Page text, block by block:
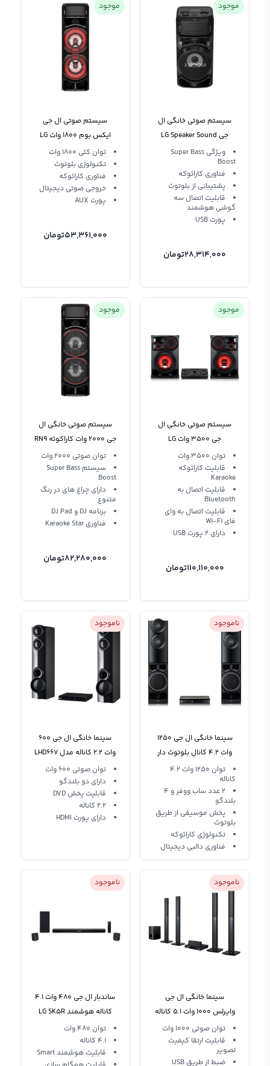
موجود
سیستم صوتی خانگی ال
جی LG Speaker Sound
System Xboom ON5
ویژگی Super Bass
Boost
فناوری کارائوکه
پشتیبانی از بلوتوث
قابلیت اتصال سه
گوشی هوشمند
پورت USB
28,314,000تومان
موجود
سیستم صوتی ال جی
ایکس بوم 1800 وات LG
XBOOM ON9 DJ Sound
System
توان کلی 1800 وات
تکنولوژی بلوتوث
فناوری کارائوکه
خروجی صوتی دیجیتال
پورت AUX
53,361,000تومان
موجود
سیستم صوتی خانگی ال
جی 3500 وات LG
Multimedia Player Xboom
CL98
توان 3500 وات
قابلیت کارائوکه
Karaoke
قابلیت اتصال به
Bluetooth
قابلیت اتصال به وای
فای Wi-Fi
دارای 2 پورت USB
110,110,000تومان
موجود
سیستم صوتی خانگی ال
جی 2000 وات کاراکوئه RN9
LG XBOOM
توان صوتی 2000 وات
سیستم Super Bass
Boost
دارای چراغ های در رنگ
متنوع
برنامه DJ و DJ Pad
فناوری Karaoke Star
82,280,000تومان
ناموجود
سینما خانگی ال جی 1250
وات 4.2 کانال بلوتوث دار
LG LHD687 4.2Ch
توان 1250 وات 4.2
کاناله
2 عدد ساب ووفر و 4
بلندگو
پخش موسیقی از طریق
بلوتوث
تکنولوژی کارائوکه
فناوری دالبی دیجیتال
ناموجود
سینما خانگی ال جی 600
وات 2.2 کاناله مدل LHD667
توان صوتی 600 وات
دارای دو بلندگو
قابلیت پخش DVD
2.2 کاناله
دارای پورت HDMI
ناموجود
سینما خانگی ال جی
وایرلس 1000 وات 5.1 کاناله
LG LHD655
توان صوتی 1000 وات
قابلیت ارتقا کیفیت
تصویر
ضبط از طریق USB
ناموجود
ساندبار ال جی 480 وات 4.1
کاناله هوشمند LG SK5R
توان 480 وات
4.1 کاناله
قابلیت هوشمند Smart